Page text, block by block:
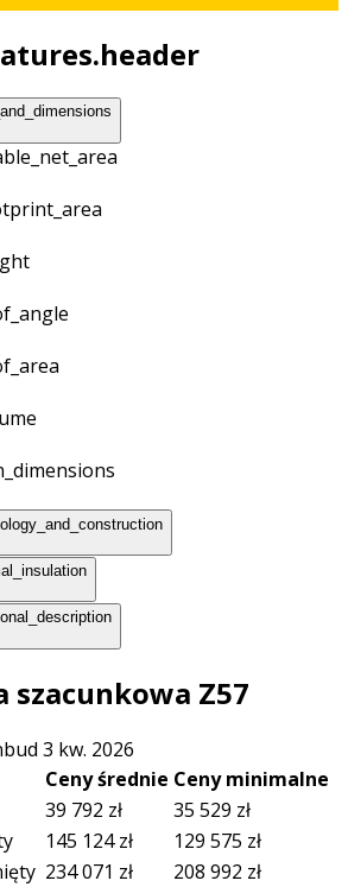
szacunkowa Z57
3 kw. 2026
Ceny średnie Ceny minimalne
39 792 zł 35 529 zł
145 124zł 129 575 zł
234 071 zł 208 992 zł